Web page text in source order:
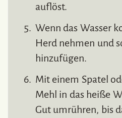
auflöst.
Wenn das Wasser
Herd nehmen und
hinzufügen.
Mit einem Spatel
Mehl in das heiße
Gut umrühren, bis